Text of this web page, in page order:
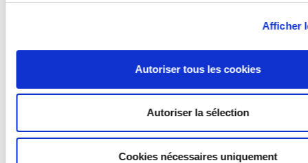
Afficher
Autoriser tous les cookies
Autoriser la sélection
Cookies nécessaires uniquement